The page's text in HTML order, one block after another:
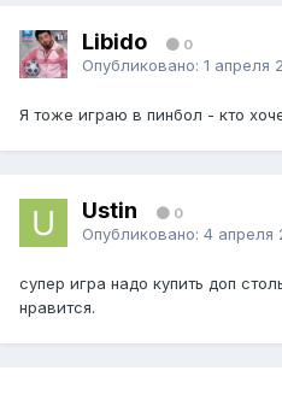
Libido 0
Опубликовано: 1 апреля
Я тоже играю в пинбол - кто
Ustin 0
Опубликовано: 4 апреля
супер игра надо купить доп
нравится.